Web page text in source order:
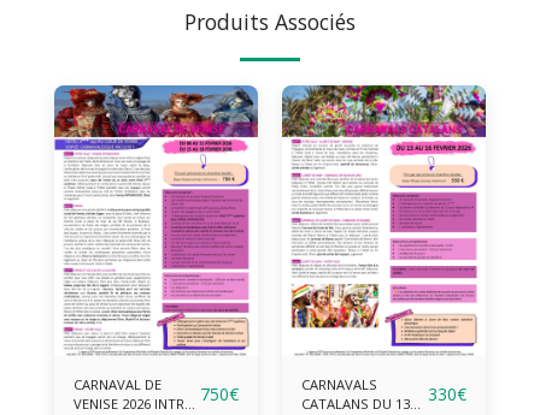
Produits Associés
CARNAVAL DE
VENISE 2026 INTRA 750€
CARNAVALS
CATALANS DU 13
330€